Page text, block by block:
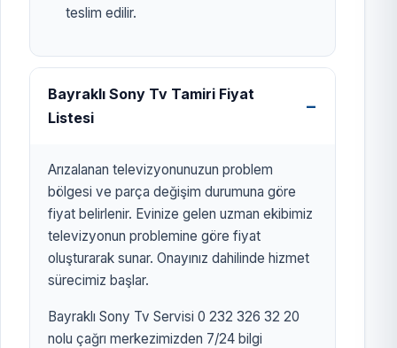
teslim edilir.
Bayraklı Sony Tv Tamiri Fiyat
Listesi
Arızalanan televizyonunuzun problem
bölgesi ve parça değişim durumuna göre
fiyat belirlenir. Evinize gelen uzman ekibimiz
televizyonun problemine göre fiyat
oluşturarak sunar. Onayınız dahilinde hizmet
sürecimiz başlar.
Bayraklı Sony Tv Servisi 0 232 326 32 20
nolu çağrı merkezimizden 7/24 bilgi